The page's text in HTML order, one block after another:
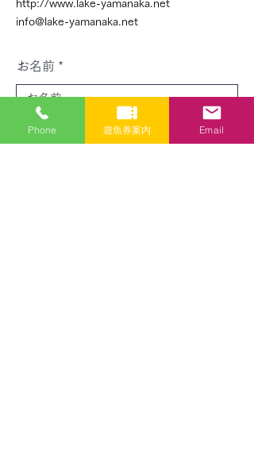
http://www.lake-yamanaka.net
info@lake-yamanaka.net
お名前
メールアドレス
Phone 遊魚券案内 Email